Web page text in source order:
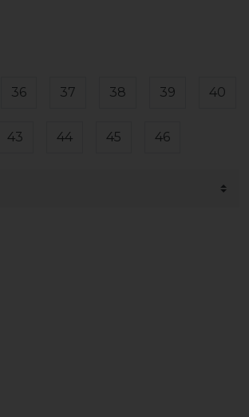
36 37 38 39 40
43 44 45 46